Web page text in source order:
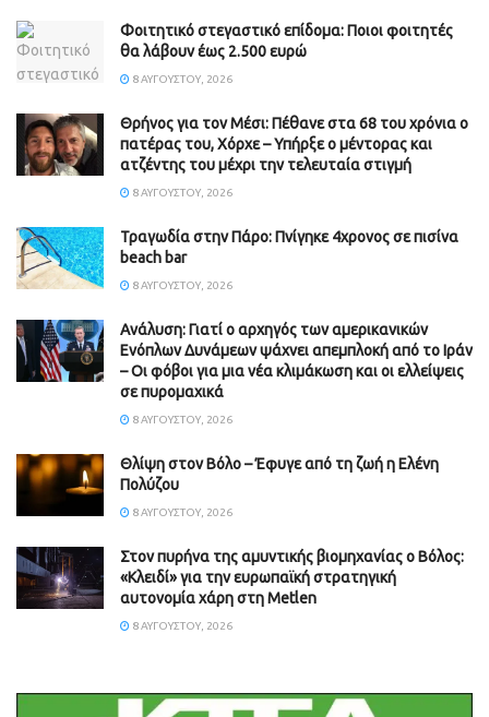
Φοιτητικό στεγαστικό επίδομα: Ποιοι φοιτητές
θα λάβουν έως 2.500 ευρώ
8 ΑΥΓΟΎΣΤΟΥ, 2026
Θρήνος για τον Μέσι: Πέθανε στα 68 του χρόνια ο
πατέρας του, Χόρχε – Υπήρξε ο μέντορας και
ατζέντης του μέχρι την τελευταία στιγμή
8 ΑΥΓΟΎΣΤΟΥ, 2026
Τραγωδία στην Πάρο: Πνίγηκε 4χρονος σε πισίνα
beach bar
8 ΑΥΓΟΎΣΤΟΥ, 2026
Ανάλυση: Γιατί ο αρχηγός των αμερικανικών
Ενόπλων Δυνάμεων ψάχνει απεμπλοκή από το Ιράν
– Οι φόβοι για μια νέα κλιμάκωση και οι ελλείψεις
σε πυρομαχικά
8 ΑΥΓΟΎΣΤΟΥ, 2026
Θλίψη στον Βόλο – Έφυγε από τη ζωή η Ελένη
Πολύζου
8 ΑΥΓΟΎΣΤΟΥ, 2026
Στον πυρήνα της αμυντικής βιομηχανίας ο Βόλος:
«Κλειδί» για την ευρωπαϊκή στρατηγική
αυτονομία χάρη στη Metlen
8 ΑΥΓΟΎΣΤΟΥ, 2026